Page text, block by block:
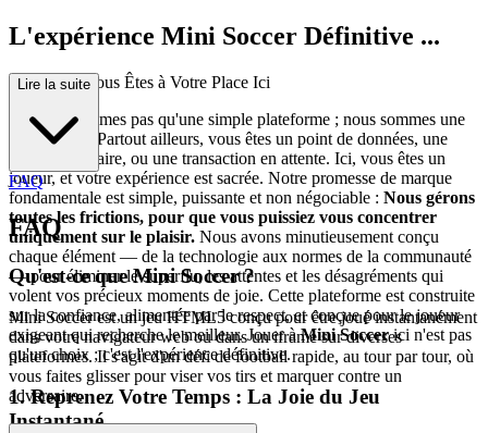
L'expérience Mini Soccer Définitive ...
: Pourquoi Vous Êtes à Votre Place Ici
Nous ne sommes pas qu'une simple plateforme ; nous sommes une
philosophie. Partout ailleurs, vous êtes un point de données, une
cible publicitaire, ou une transaction en attente. Ici, vous êtes un
joueur, et votre expérience est sacrée. Notre promesse de marque
fondamentale est simple, puissante et non négociable : Nous gérons
toutes les frictions, pour que vous puissiez vous concentrer
uniquement sur le plaisir. Nous avons minutieusement conçu
chaque élément — de la technologie aux normes de la communauté
— pour éliminer le superflu, les attentes et les désagréments qui
volent vos précieux moments de joie. Cette plateforme est construite
sur la confiance, alimentée par le respect, et conçue pour le joueur
exigeant qui recherche le meilleur. Jouer àMini Soccerici n'est pas
qu'un choix ; c'est l'expérience définitive.
1. Reprenez Votre Temps : La Joie du Jeu
Instantané
Lire la suite
FAQ
FAQ
Qu'est-ce que Mini Soccer ?
Mini Soccer est un jeu HTML5 conçu pour être joué instantanément
dans votre navigateur web ou dans un iframe sur diverses
plateformes. Il s'agit d'un défi de football rapide, au tour par tour, où
vous faites glisser pour viser vos tirs et marquer contre un
adversaire.